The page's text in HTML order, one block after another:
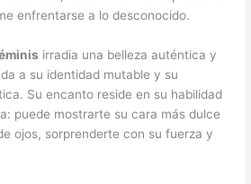
enfrentarse a lo desconocido.
irradia una belleza auténtica y
a su identidad mutable y su
Su encanto reside en su habilidad
puede mostrarte su cara más dulce
ojos, sorprenderte con su fuerza y